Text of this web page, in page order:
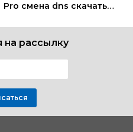
Pro смена dns скачать
на рассылку